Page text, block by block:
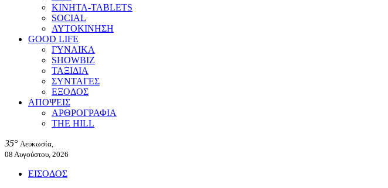
ΚΙΝΗΤΑ-TABLETS
SOCIAL
ΑΥΤΟΚΙΝΗΣΗ
GOOD LIFE
ΓΥΝΑΙΚΑ
SHOWBIZ
ΤΑΞΙΔΙΑ
ΣΥΝΤΑΓΕΣ
ΕΞΟΔΟΣ
ΑΠΟΨΕΙΣ
ΑΡΘΡΟΓΡΑΦΙΑ
THE HILL
35° Λευκωσία,
08 Αυγούστου, 2026
ΕΙΣΟΔΟΣ